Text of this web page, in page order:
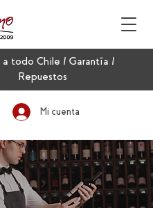
a todo Chile / Garantía /
Repuestos
Mi cuenta